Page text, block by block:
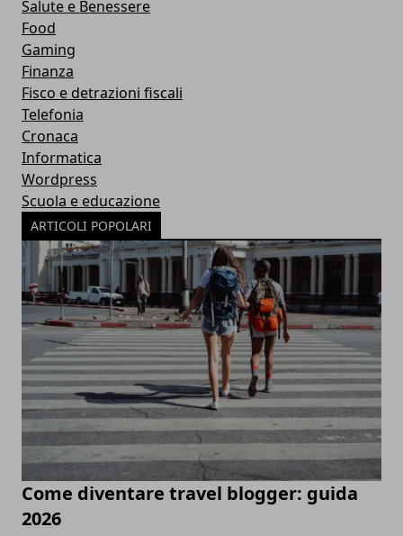
Salute e Benessere
Food
Gaming
Finanza
Fisco e detrazioni fiscali
Telefonia
Cronaca
Informatica
Wordpress
Scuola e educazione
ARTICOLI POPOLARI
Come diventare travel blogger: guida
2026